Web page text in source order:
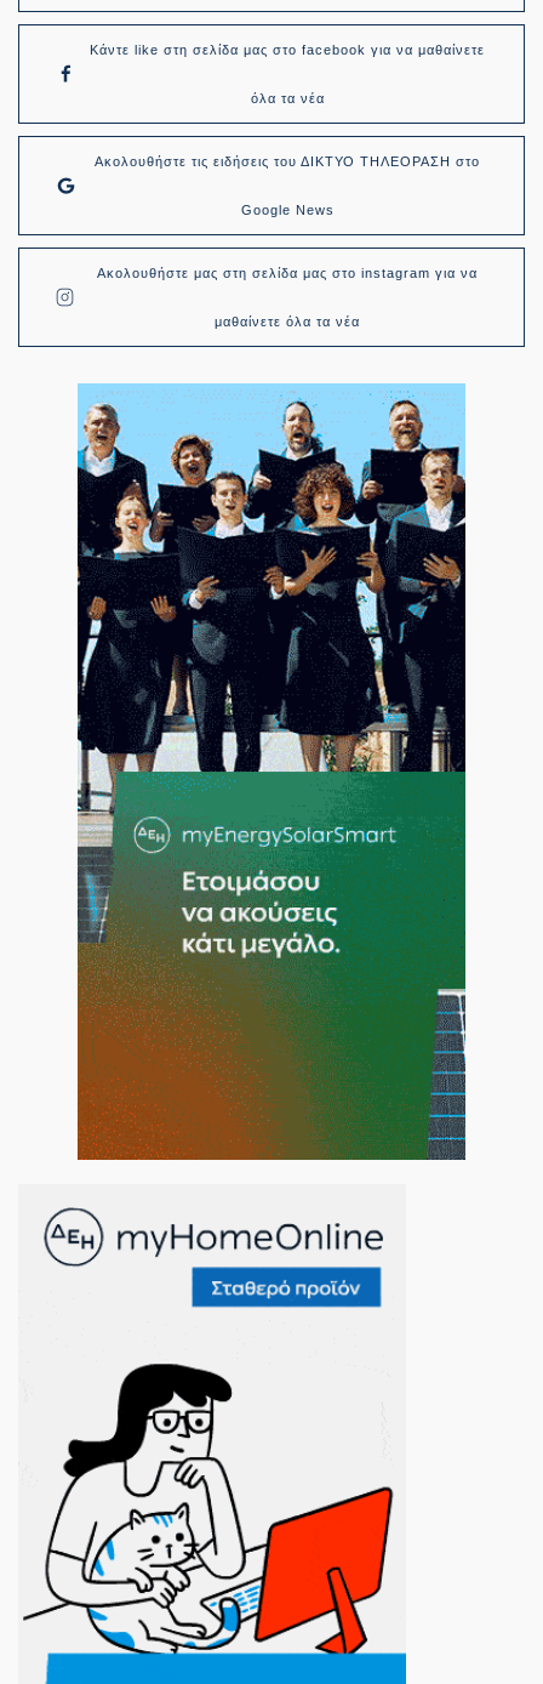
Κάντε like στη σελίδα μας στο facebook για να μαθαίνετε
όλα τα νέα
Ακολουθήστε τις ειδήσεις του ΔΙΚΤΥΟ ΤΗΛΕΟΡΑΣΗ στο
Google News
Ακολουθήστε μας στη σελίδα μας στο instagram για να
μαθαίνετε όλα τα νέα